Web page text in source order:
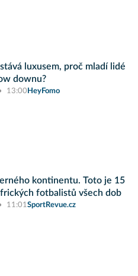
luxusem, proč mladí lidé
downu?
13:00 HeyFomo
kontinentu. Toto je 15
fotbalistů všech dob
11:01SportRevue.cz